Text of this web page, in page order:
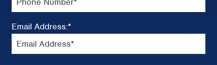
Email Address:*